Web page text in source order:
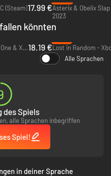
sich in Begleitung ihres treuen
zu retten. Auf ihrer Reise
Helvetien, Ägypten und
aus den Klauen von Cäsar zu
(Steam)17.99 €Asterix & Obelix
2023
könnten
Marsupilami - Hoobadventure - Xbox One & Xbox Series X|S18.19 €Lost in Random -
Alle Sprachen
des Spiels
alle Sprachen inbegriffen
Spiel!
in deiner Sprache